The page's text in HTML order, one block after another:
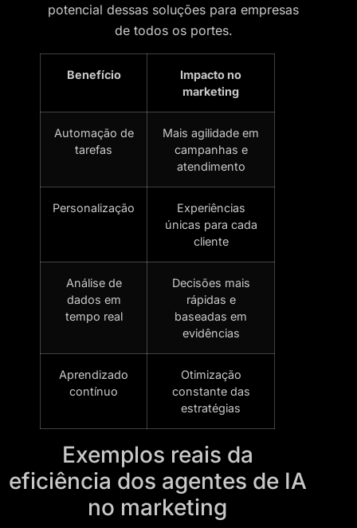
potencial dessas soluções para empresas
de todos os portes.
Benefício
Impacto no
marketing
Automação de
tarefas
Mais agilidade em
campanhas e
atendimento
Personalização
Experiências
únicas para cada
cliente
Análise de
dados em
tempo real
Decisões mais
rápidas e
baseadas em
evidências
Aprendizado
contínuo
Otimização
constante das
estratégias
Exemplos reais da
eficiência dos agentes de IA
no marketing